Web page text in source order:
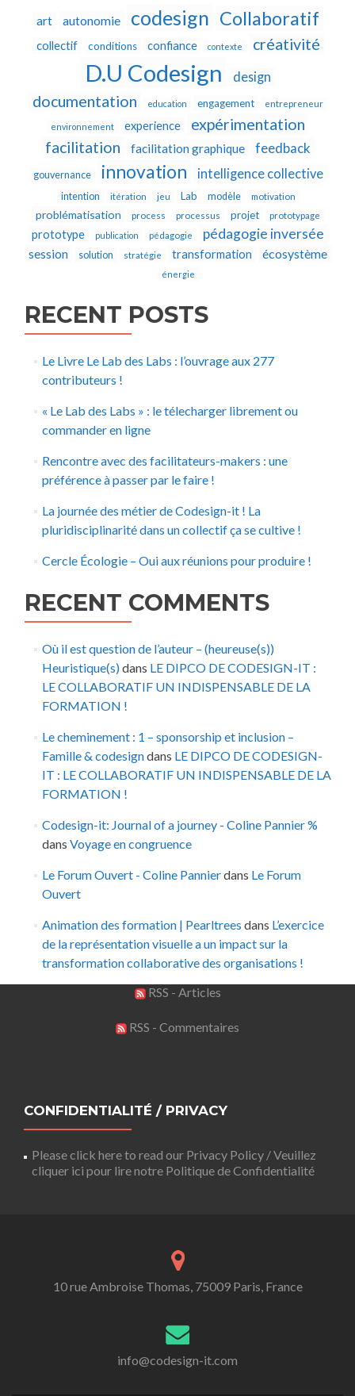
art autonomie codesign Collaboratif
collectif conditions confiance contexte créativité
D.U Codesign design
documentation education engagement entrepreneur
environnement experience
expérimentation
facilitation
facilitation graphique feedback
gouvernance innovation intelligence collective
intention itération jeu Lab modèle motivation
problématisation process processus projet prototypage
prototype publication pédagogie pédagogie inversée
session solution stratégie transformation écosystème
énergie
RECENT POSTS
Le Livre Le Lab des Labs : l’ouvrage aux 277
contributeurs !
« Le Lab des Labs » : le télecharger librement ou
commander en ligne
Rencontre avec des facilitateurs-makers : une
préférence à passer par le faire !
La journée des métier de Codesign-it ! La
pluridisciplinarité dans un collectif ça se cultive !
Cercle Écologie – Oui aux réunions pour produire !
RECENT COMMENTS
Où il est question de l’auteur – (heureuse(s))
Heuristique(s)dans LE DIPCO DE CODESIGN-IT :
LE COLLABORATIF UN INDISPENSABLE DE LA
FORMATION !
Le cheminement : 1 – sponsorship et inclusion –
Famille & codesigndans LE DIPCO DE CODESIGN-
IT : LE COLLABORATIF UN INDISPENSABLE DE LA
FORMATION !
Codesign-it: Journal of a journey - Coline Pannier %
dans Voyage en congruence
Le Forum Ouvert - Coline Pannierdans Le Forum
Ouvert
Animation des formation | Pearltrees dans L’exercice
de la représentation visuelle a un impact sur la
transformation collaborative des organisations !
RSS - Articles
RSS - Commentaires
CONFIDENTIALITÉ / PRIVACY
Please click here to read our Privacy Policy / Veuillez
cliquer ici pour lire notre Politique de Confidentialité
10 rue Ambroise Thomas, 75009 Paris, France
info@codesign-it.com